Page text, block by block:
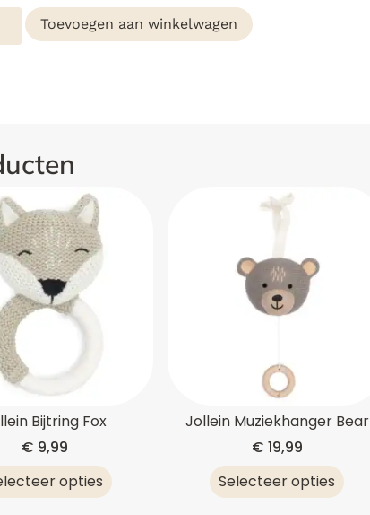
Toevoegen aan winkelwagen
Bijtring Fox
€ 9,99
opties
Jollein Muziekhanger Bear
€ 19,99
Selecteer opties